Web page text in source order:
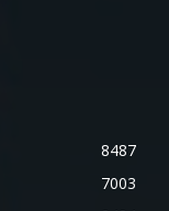
8487
7003